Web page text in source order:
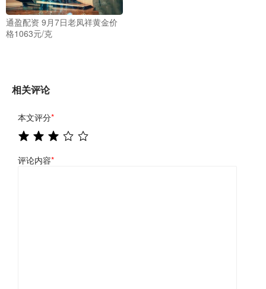
通盈配资 9月7日老凤祥黄金价
格1063元/克
相关评论
本文评分*
评论内容*